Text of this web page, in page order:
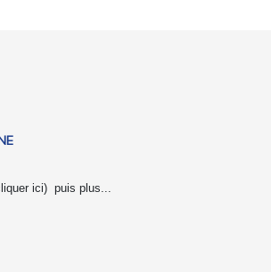
ici) puis plus...